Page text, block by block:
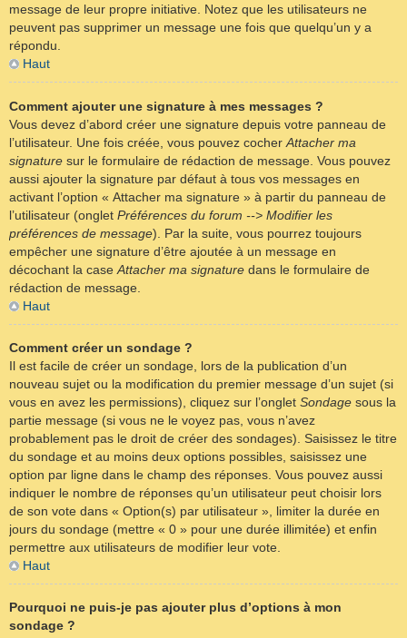
message de leur propre initiative. Notez que les utilisateurs ne
peuvent pas supprimer un message une fois que quelqu’un y a
répondu.
Haut
Comment ajouter une signature à mes messages ?
Vous devez d’abord créer une signature depuis votre panneau de
l’utilisateur. Une fois créée, vous pouvez cocher Attacher ma
signature sur le formulaire de rédaction de message. Vous pouvez
aussi ajouter la signature par défaut à tous vos messages en
activant l’option « Attacher ma signature » à partir du panneau de
l’utilisateur (onglet Préférences du forum --> Modifier les
préférences de message). Par la suite, vous pourrez toujours
empêcher une signature d’être ajoutée à un message en
décochant la case Attacher ma signature dans le formulaire de
rédaction de message.
Haut
Comment créer un sondage ?
Il est facile de créer un sondage, lors de la publication d’un
nouveau sujet ou la modification du premier message d’un sujet (si
vous en avez les permissions), cliquez sur l’onglet Sondage sous la
partie message (si vous ne le voyez pas, vous n’avez
probablement pas le droit de créer des sondages). Saisissez le titre
du sondage et au moins deux options possibles, saisissez une
option par ligne dans le champ des réponses. Vous pouvez aussi
indiquer le nombre de réponses qu’un utilisateur peut choisir lors
de son vote dans « Option(s) par utilisateur », limiter la durée en
jours du sondage (mettre « 0 » pour une durée illimitée) et enfin
permettre aux utilisateurs de modifier leur vote.
Haut
Pourquoi ne puis-je pas ajouter plus d’options à mon
sondage ?